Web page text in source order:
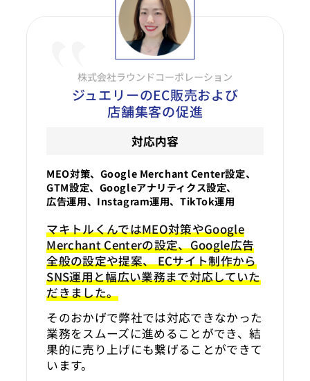
株式会社ラウンドコーポレーション
ジュエリーのEC販売および
店舗集客の促進
対応内容
MEO対策、Google Merchant Center設定、
GTM設定、Googleアナリティクス設定、
広告運用、Instagram運用、TikTok運用
マキトルくんではMEO対策やGoogle
Merchant Centerの設定、Google広告
全般の設定や提案、 ECサイト制作から
SNS運用と幅広い業務まで対応していた
だきました。
そのおかげで弊社では対応できなかった
業務をスムーズに進めることができ、結
果的に売り上げにも繋げることができて
います。